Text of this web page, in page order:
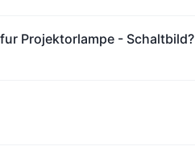
Projektorlampe - Schaltbild?